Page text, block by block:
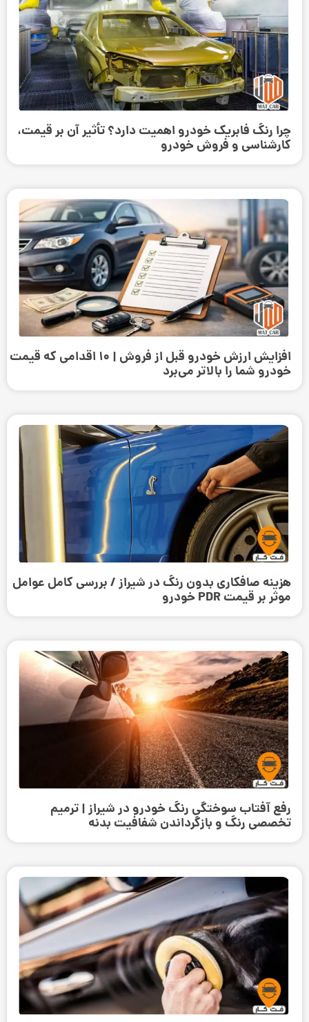
چرا رنگ فابریک خودرو اهمیت دارد؟ تأثیر آن بر قیمت،
کارشناسی و فروش خودرو
افزایش ارزش خودرو قبل از فروش | ۱۰ اقدامی که قیمت
خودرو شما را بالاتر می‌برد
هزینه صافکاری بدون رنگ در شیراز / بررسی کامل عوامل
موثر بر قیمت PDR خودرو
رفع آفتاب سوختگی رنگ خودرو در شیراز | ترمیم
تخصصی رنگ و بازگرداندن شفافیت بدنه